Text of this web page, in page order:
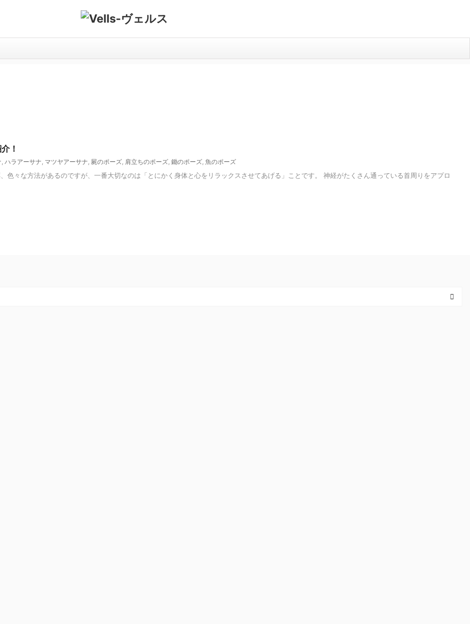
！
, ハラアーサナ, マツヤアーサナ, 屍のポーズ, 肩立ちのポーズ, 鋤のポーズ, 魚のポーズ
色々な方法があるのですが、一番大切なのは「とにかく身体と心をリラックスさせてあげる」ことです。 神経がたくさん通っている首周りをアプロ